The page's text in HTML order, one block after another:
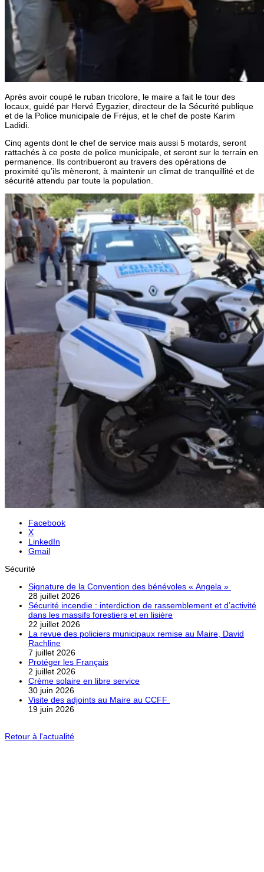
Après avoir coupé le ruban tricolore, le maire a fait le tour des
locaux, guidé par Hervé Eygazier, directeur de la Sécurité publique
et de la Police municipale de Fréjus, et le chef de poste Karim
Ladidi.
Cinq agents dont le chef de service mais aussi 5 motards, seront
rattachés à ce poste de police municipale, et seront sur le terrain en
permanence. Ils contribueront au travers des opérations de
proximité qu’ils mèneront, à maintenir un climat de tranquillité et de
sécurité attendu par toute la population.
Facebook
X
LinkedIn
Gmail
Sécurité
Signature de la Convention des bénévoles « Angela »
28 juillet 2026
Sécurité incendie : interdiction de rassemblement et d’activité
dans les massifs forestiers et en lisière
22 juillet 2026
La revue des policiers municipaux remise au Maire, David
Rachline
7 juillet 2026
Protéger les Français
2 juillet 2026
Crème solaire en libre service
30 juin 2026
Visite des adjoints au Maire au CCFF
19 juin 2026
Retour à l'actualité